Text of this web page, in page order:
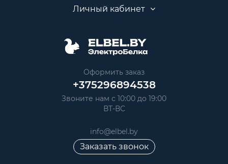
Личный кабинет
Оформить заказ
+375296894538
Звоните нам с 10:00 до 19:00
ВТ-ВС
info@elbel.by
Заказать звонок